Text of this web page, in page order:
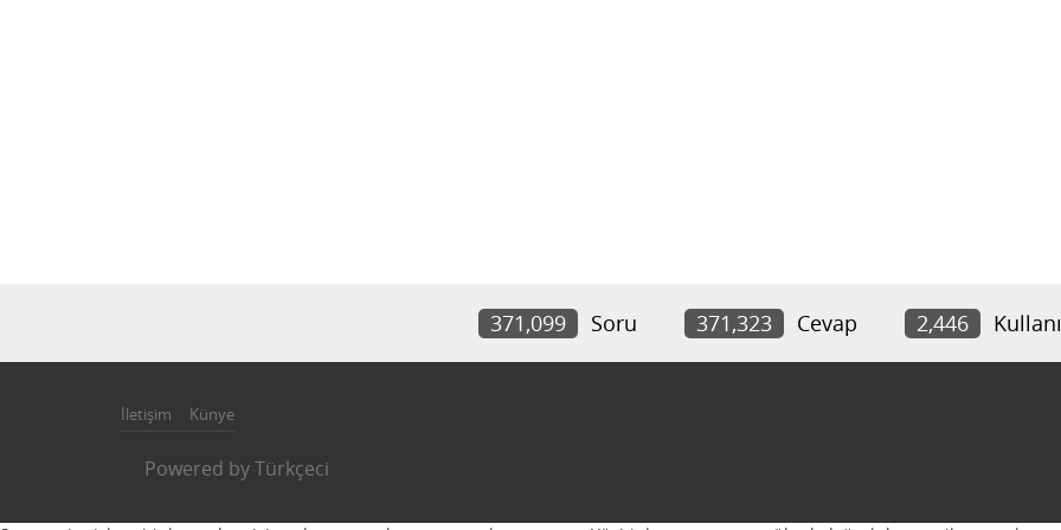
371,099 Soru 371,323 Cevap 2,446
İletişim Künye
Powered byTürkçeci